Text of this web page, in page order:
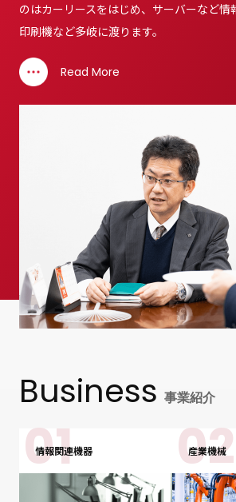
のはカーリースをはじめ、サーバーなど情
印刷機など多岐に渡ります。
Read More
Business 事業紹介
情報関連機器 産業機械